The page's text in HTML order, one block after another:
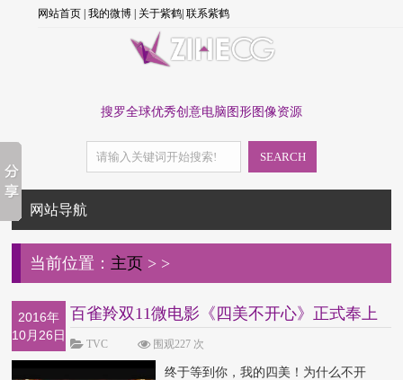
网站首页 我的微博 关于紫鹤 联系紫鹤
搜罗全球优秀创意电脑图形图像资源
SEARCH
网站导航
当前位置： 主页 > >
2016年
10月26日
百雀羚双11微电影《四美不开心》正式奉上
别忘记最后
TVC 围观227 次
终于等到你，我的四美！为什么不开